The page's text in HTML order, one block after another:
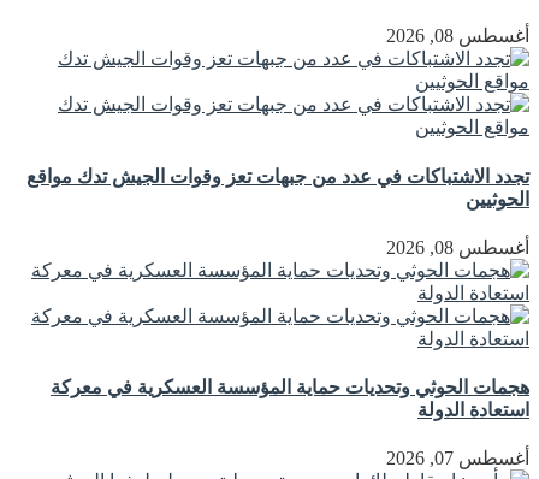
أغسطس 08, 2026
تجدد الاشتباكات في عدد من جبهات تعز وقوات الجيش تدك مواقع
الحوثيين
أغسطس 08, 2026
هجمات الحوثي وتحديات حماية المؤسسة العسكرية في معركة
استعادة الدولة
أغسطس 07, 2026